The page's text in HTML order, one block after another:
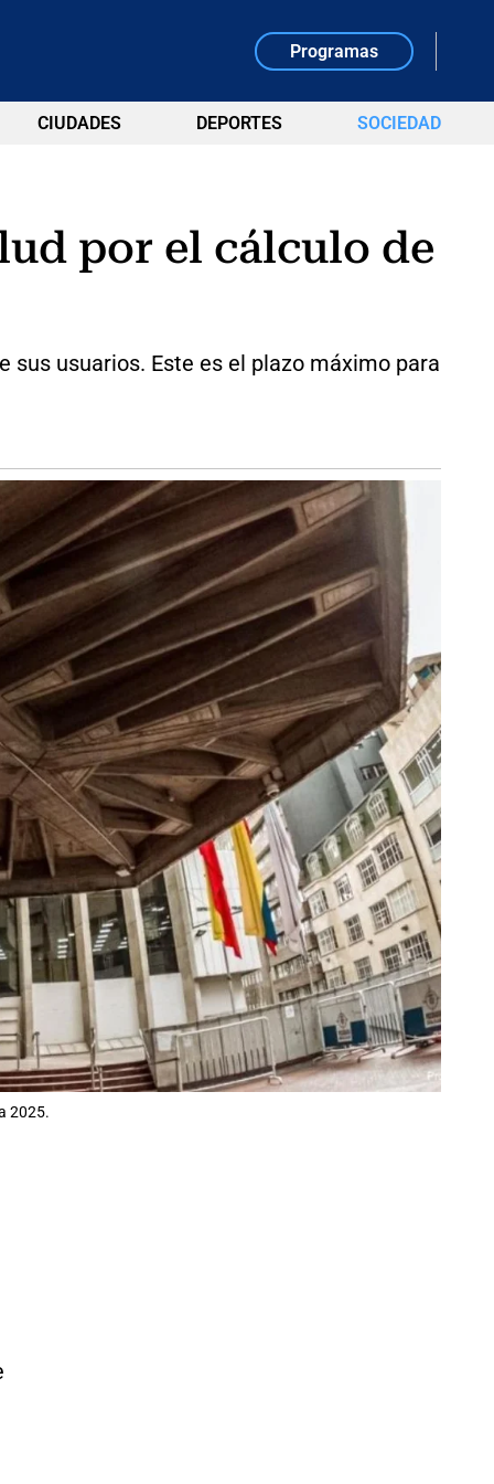
Programas
CIUDADES DEPORTES SOCIEDAD
por el cálculo de
sus usuarios. Este es el plazo máximo para
2025.